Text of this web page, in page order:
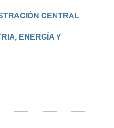
CENTRAL
ENERGÍA Y